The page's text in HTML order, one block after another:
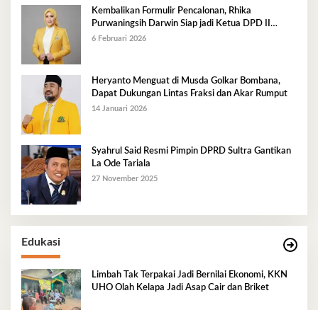
Kembalikan Formulir Pencalonan, Rhika
Purwaningsih Darwin Siap jadi Ketua DPD II
Golkar Mubar
6 Februari 2026
Heryanto Menguat di Musda Golkar Bombana,
Dapat Dukungan Lintas Fraksi dan Akar Rumput
14 Januari 2026
Syahrul Said Resmi Pimpin DPRD Sultra Gantikan
La Ode Tariala
27 November 2025
Edukasi
Limbah Tak Terpakai Jadi Bernilai Ekonomi, KKN
UHO Olah Kelapa Jadi Asap Cair dan Briket